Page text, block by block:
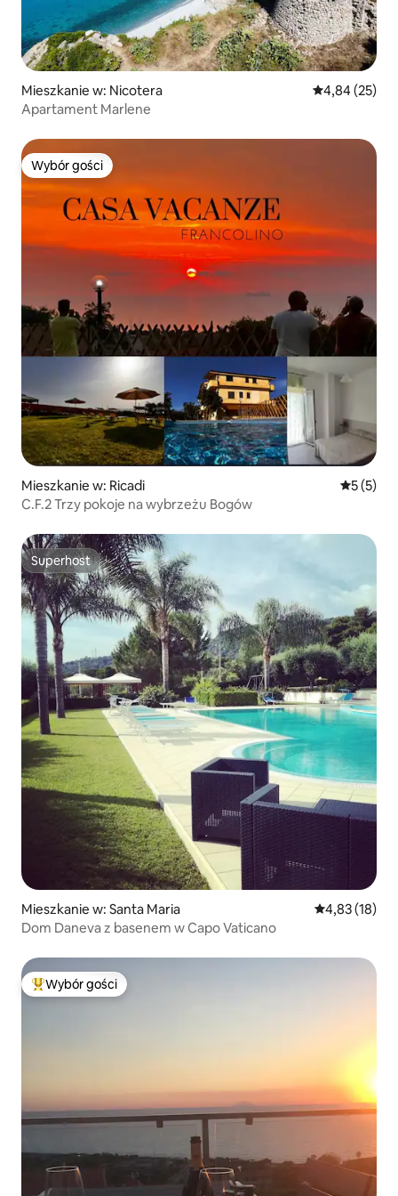
Mieszkanie w: Nicotera Średnia
4,84 (25)
Apartament Marlene
Wybór gości
Wybór gości
Mieszkanie w: Ricadi Średnia
5 (5)
C.F.2 Trzy pokoje na wybrzeżu Bogów
Superhost
Superhost
Mieszkanie w: Santa Maria Średnia
4,83 (18)
Dom Daneva z basenem w Capo Vaticano
Najpopularniejsze z kategorii Wybór gości
Wybór gości